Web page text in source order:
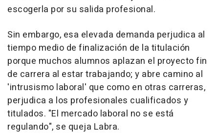
escogerla por su salida profesional.
Sin embargo, esa elevada demanda perjudica al
tiempo medio de finalización de la titulación
porque muchos alumnos aplazan el proyecto fin
de carrera al estar trabajando; y abre camino al
'intrusismo laboral' que como en otras carreras,
perjudica a los profesionales cualificados y
titulados. "El mercado laboral no se está
regulando", se queja Labra.